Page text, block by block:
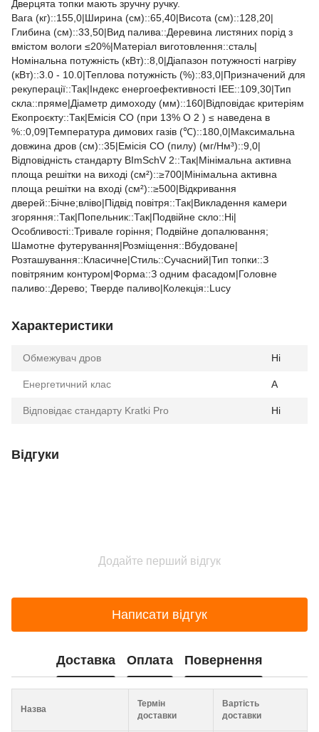
Дверцята топки мають зручну ручку.
Вага (кг)::155,0|Ширина (см)::65,40|Висота (см)::128,20|
Глибина (см)::33,50|Вид палива::Деревина листяних порід з
вмістом вологи ≤20%|Матеріал виготовлення::сталь|
Номінальна потужність (кВт)::8,0|Діапазон потужності нагріву
(кВт)::3.0 - 10.0|Теплова потужність (%)::83,0|Призначений для
рекуперації::Так|Індекс енергоефективності ІЕЕ::109,30|Тип
скла::пряме|Діаметр димоходу (мм)::160|Відповідає критеріям
Екопроєкту::Так|Емісія CO (при 13% O 2 ) ≤ наведена в
%::0,09|Температура димових газів (℃)::180,0|Максимальна
довжина дров (см)::35|Емісія CO (пилу) (мг/Нм³)::9,0|
Відповідність стандарту BImSchV 2::Так|Мінімальна активна
площа решітки на виході (см²)::≥700|Мінімальна активна
площа решітки на вході (см²)::≥500|Відкривання
дверей::Бічне;вліво|Підвід повітря::Так|Викладення камери
згоряння::Так|Попельник::Так|Подвійне скло::Ні|
Особливості::Тривале горіння; Подвійне допалювання;
Шамотне футерування|Розміщення::Вбудоване|
Розташування::Класичне|Стиль::Cучасний|Тип топки::З
повітряним контуром|Форма::З одним фасадом|Головне
паливо::Дерево; Тверде паливо|Колекція::Lucy
Характеристики
Обмежувач дров Ні
Енергетичний клас A
Відповідає стандарту Kratki Pro Ні
Відгуки
Додайте перший відгук
Написати відгук
Доставка Оплата Повернення
Назва
Термін
доставки
Вартість
доставки